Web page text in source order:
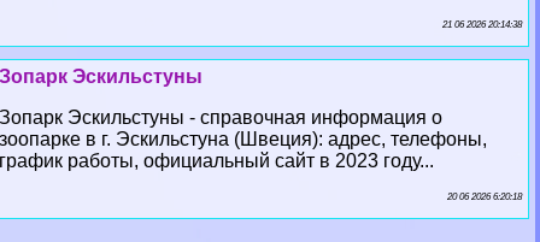
21 06 2026 20:14:38
Зопарк Эскильстуны
Зопарк Эскильстуны - справочная информация о
зоопарке в г. Эскильстуна (Швеция): адрес, телефоны,
график работы, официальный сайт в 2023 году...
20 06 2026 6:20:18